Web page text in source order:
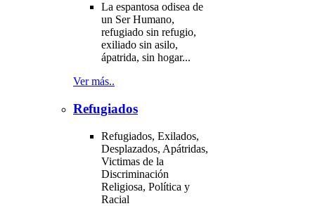
La espantosa odisea de
un Ser Humano,
refugiado sin refugio,
exiliado sin asilo,
ápatrida, sin hogar...
Ver más..
Refugiados
Refugiados, Exilados,
Desplazados, Apátridas,
Victimas de la
Discriminación
Religiosa, Política y
Racial